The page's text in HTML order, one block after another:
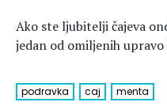
Savjeti
Ostalo
Dijete
Nutricionizam
Suplementi
ZDRAVLJE
Povrede i bolesti
LIFESTYLE
Ako ste ljubitelji čajeva
jedan od omiljenih upravo
podravka caj menta